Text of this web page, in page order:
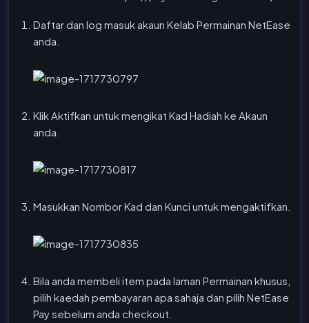
Daftar dan log masuk akaun Kelab Permainan NetEase
anda.
Klik Aktifkan untuk mengikat Kad Hadiah ke Akaun
anda.
Masukkan Nombor Kad dan Kunci untuk mengaktifkan.
Bila anda membeli item pada laman Permainan khusus,
pilih kaedah pembayaran apa sahaja dan pilih NetEase
Pay sebelum anda checkout.